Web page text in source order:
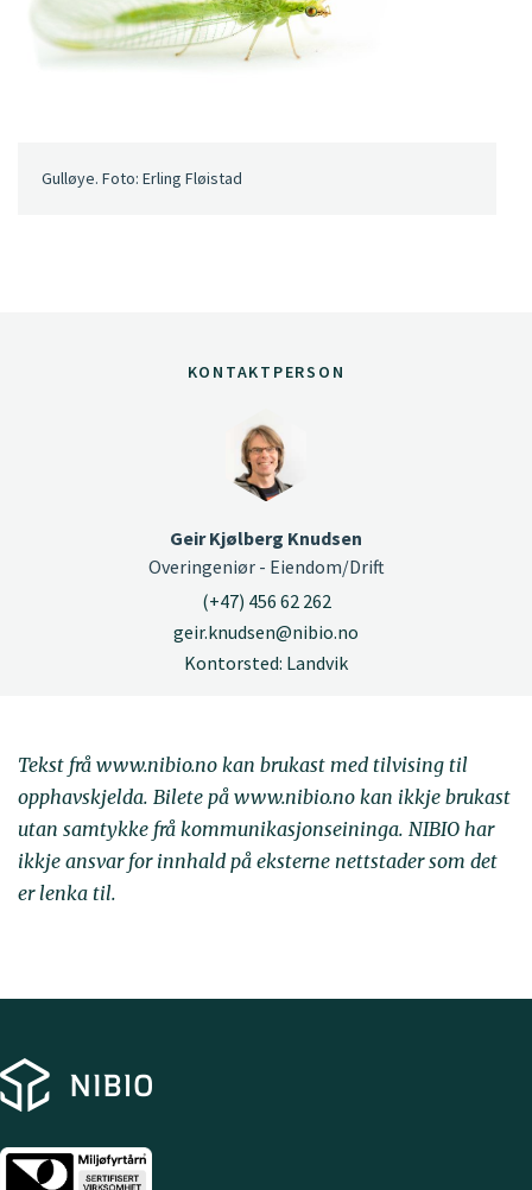
Gulløye. Foto: Erling Fløistad
KONTAKTPERSON
Geir Kjølberg Knudsen
Overingeniør - Eiendom/Drift
(+47) 456 62 262
geir.knudsen@nibio.no
Kontorsted: Landvik
Tekst frå www.nibio.no kan brukast med tilvising til
opphavskjelda. Bilete på www.nibio.no kan ikkje brukast
utan samtykke frå kommunikasjonseininga. NIBIO har
ikkje ansvar for innhald på eksterne nettstader som det
er lenka til.